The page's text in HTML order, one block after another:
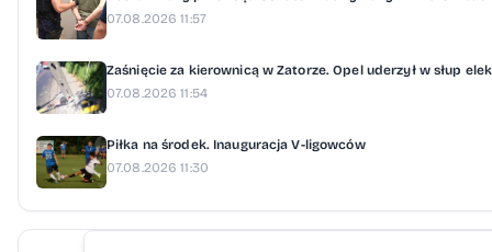
07.08.2026 11:57
Zaśnięcie za kierownicą w Zatorze. Opel uderzył w słup
07.08.2026 11:54
Piłka na środek. Inauguracja V-ligowców
07.08.2026 11:30